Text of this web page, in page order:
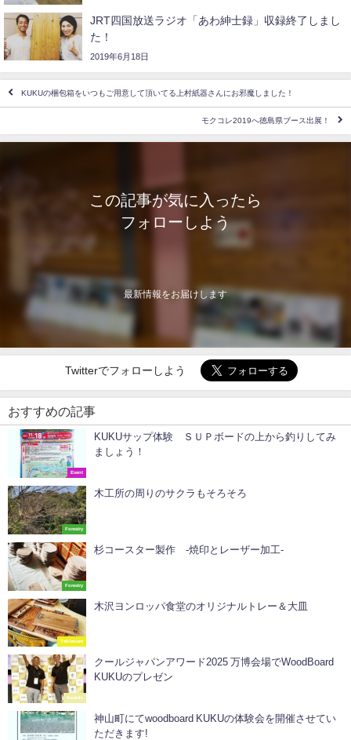
JRT四国放送ラジオ「あわ紳士録」収録終了しまし
た！
2019年6月18日
KUKUの梱包箱をいつもご用意して頂いてる上村紙器さんにお邪魔しました！
モクコレ2019へ徳島県ブース出展！
この記事が気に入ったら
フォローしよう
最新情報をお届けします
Twitterでフォローしよう
おすすめの記事
Event
KUKUサップ体験 ＳＵＰボードの上から釣りしてみ
ましょう！
Forestry
木工所の周りのサクラもそろそろ
Forestry
杉コースター製作 -焼印とレーザー加工-
Tableware
木沢ヨンロッパ食堂のオリジナルトレー＆大皿
Awards
クールジャパンアワード2025 万博会場でWoodBoard
KUKUのプレゼン
神山町にてwoodboard KUKUの体験会を開催させてい
ただきます!